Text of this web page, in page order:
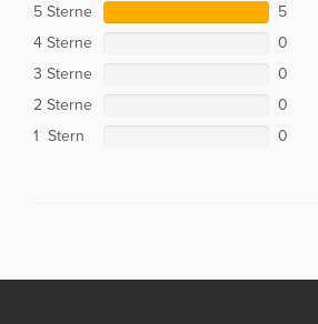
5 Sterne
5
4 Sterne
0
3 Sterne
0
2 Sterne
0
1 Stern
0